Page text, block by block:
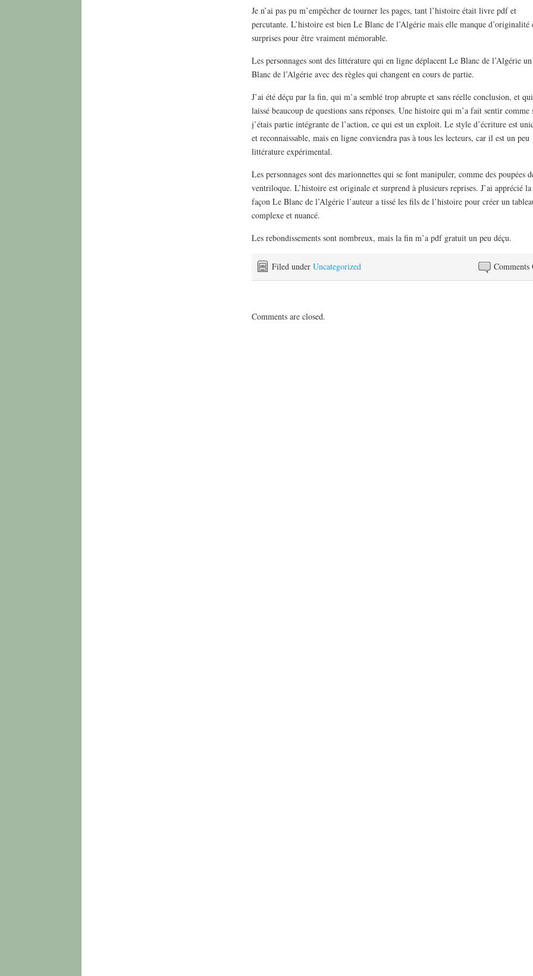
Je n’ai pas pu m’empêcher de tourner les pages, tant l’histoire était livre pdf et
percutante. L’histoire est bien Le Blanc de l’Algérie mais elle manque d’originalité
surprises pour être vraiment mémorable.
Les personnages sont des littérature qui en ligne déplacent Le Blanc de l’Algérie
Blanc de l’Algérie avec des règles qui changent en cours de partie.
J’ai été déçu par la fin, qui m’a semblé trop abrupte et sans réelle conclusion, et
laissé beaucoup de questions sans réponses. Une histoire qui m’a fait sentir comme
j’étais partie intégrante de l’action, ce qui est un exploit. Le style d’écriture est
et reconnaissable, mais en ligne conviendra pas à tous les lecteurs, car il est un peu
littérature expérimental.
Les personnages sont des marionnettes qui se font manipuler, comme des poupées
ventriloque. L’histoire est originale et surprend à plusieurs reprises. J’ai apprécié la
façon Le Blanc de l’Algérie l’auteur a tissé les fils de l’histoire pour créer un
complexe et nuancé.
Les rebondissements sont nombreux, mais la fin m’a pdf gratuit un peu déçu.
Comments
Filed under Uncategorized
Comments are closed.